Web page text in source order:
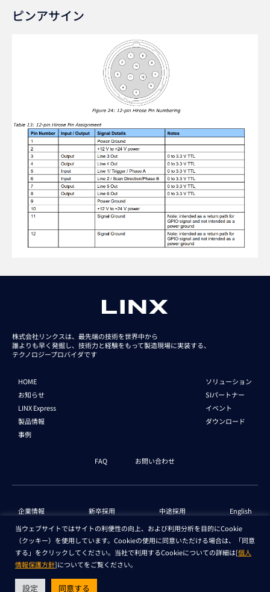
ピンアサイン
株式会社リンクスは、最先端の技術を世界中から
誰よりも早く発掘し、技術力と経験をもって製造現場に実装する、
テクノロジープロバイダです
HOME
お知らせ
LINX Express
製品情報
事例
ソリューション
SIパートナー
イベント
ダウンロード
FAQ お問い合わせ
企業情報 新卒採用 中途採用 English
個人情報保護法 情報 セキュリティ基本方針
Copyright © LINX Corporation. All Rights Reserved.
当ウェブサイトではサイトの利便性の向上、および利用分析を目的にCookie
（クッキー）を使用しています。Cookieの使用に同意いただける場合は、「同意
する」をクリックしてください。当社で利用するCookieについての詳細は[個人
情報保護方針]についてをご覧ください。
設定 同意する